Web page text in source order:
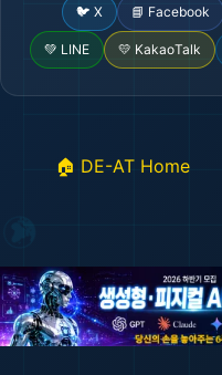
🐦 X 📘 Facebook
💚 LINE 💛 KakaoTalk
🏠 DE-AT Home